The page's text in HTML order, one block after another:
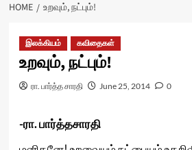
HOME உறவும், நட்பும்!
இலக்கியம் கவிதைகள்
உறவும், நட்பும்!
ரா. பார்த்த சாரதி June 25, 2014 0
-ரா. பார்த்தசாரதி